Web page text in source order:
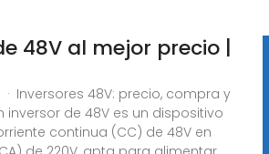
48V al mejor precio |
Inversores 48V: precio, compra y
inversor de 48V es un dispositivo
continua (CC) de 48V en